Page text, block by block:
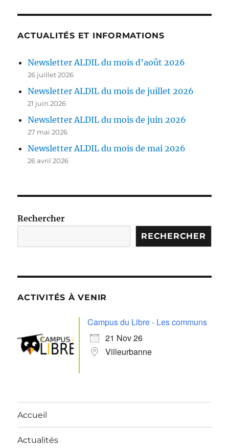
ACTUALITÉS ET INFORMATIONS
Newsletter ALDIL du mois d’août 2026
26 juillet 2026
Newsletter ALDIL du mois de juillet 2026
21 juin 2026
Newsletter ALDIL du mois de juin 2026
27 mai 2026
Newsletter ALDIL du mois de mai 2026
26 avril 2026
Rechercher
RECHERCHER
ACTIVITÉS À VENIR
Campus du Libre - Les communs
21 Nov 26
Villeurbanne
Accueil
Actualités